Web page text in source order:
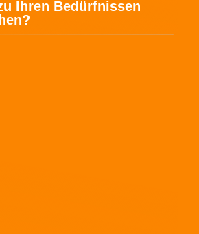
Ihren Bedürfnissen